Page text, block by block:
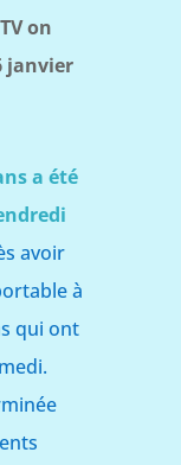
on
janvier
a été
avoir
à
qui ont